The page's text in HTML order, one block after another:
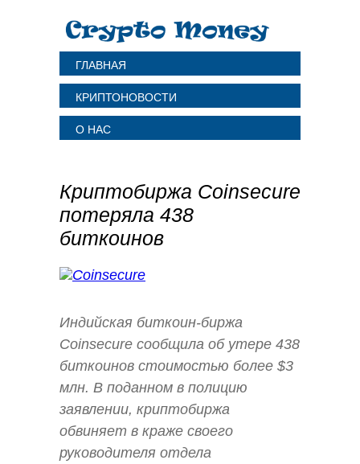
ГЛАВНАЯ
КРИПТОНОВОСТИ
О НАС
Криптобиржа Coinsecure
потеряла 438
биткоинов
Индийская биткоин-биржа
Coinsecure сообщила об утере 438
биткоинов стоимостью более $3
млн. В поданном в полицию
заявлении, криптобиржа
обвиняет в краже своего
руководителя отдела